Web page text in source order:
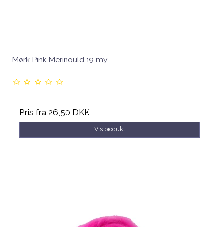
Mørk Pink Merinould 19 my
Pris fra 26,50 DKK
Vis produkt